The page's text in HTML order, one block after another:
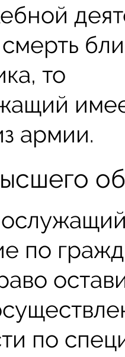
то
армии.
по
по